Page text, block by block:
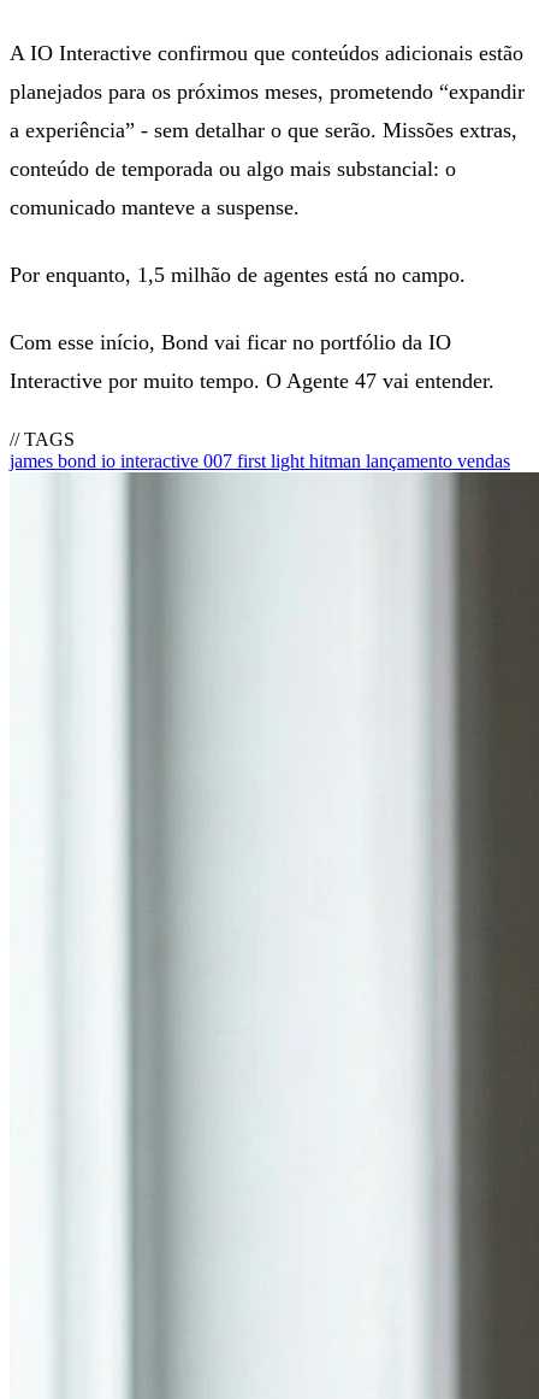
A IO Interactive confirmou que conteúdos adicionais estão
planejados para os próximos meses, prometendo “expandir
a experiência” - sem detalhar o que serão. Missões extras,
conteúdo de temporada ou algo mais substancial: o
comunicado manteve a suspense.
Por enquanto, 1,5 milhão de agentes está no campo.
Com esse início, Bond vai ficar no portfólio da IO
Interactive por muito tempo. O Agente 47 vai entender.
// TAGS
james bond io interactive 007 first light hitman lançamento vendas